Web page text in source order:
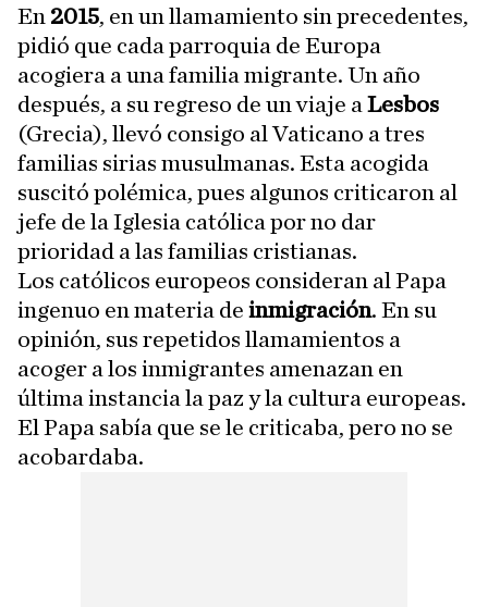
En 2015, en un llamamiento sin precedentes,
pidió que cada parroquia de Europa
acogiera a una familia migrante. Un año
después, a su regreso de un viaje a Lesbos
(Grecia), llevó consigo al Vaticano a tres
familias sirias musulmanas. Esta acogida
suscitó polémica, pues algunos criticaron al
jefe de la Iglesia católica por no dar
prioridad a las familias cristianas.
Los católicos europeos consideran al Papa
ingenuo en materia de inmigración. En su
opinión, sus repetidos llamamientos a
acoger a los inmigrantes amenazan en
última instancia la paz y la cultura europeas.
El Papa sabía que se le criticaba, pero no se
acobardaba.